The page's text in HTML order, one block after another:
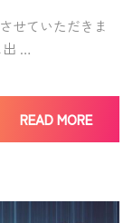
せていただきま
出 …
READ MORE